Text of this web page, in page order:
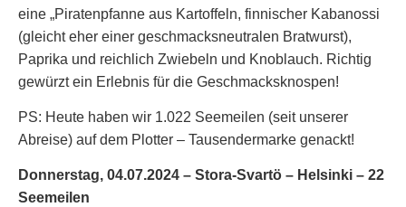
eine „Piratenpfanne aus Kartoffeln, finnischer Kabanossi
(gleicht eher einer geschmacksneutralen Bratwurst),
Paprika und reichlich Zwiebeln und Knoblauch. Richtig
gewürzt ein Erlebnis für die Geschmacksknospen!
PS: Heute haben wir 1.022 Seemeilen (seit unserer
Abreise) auf dem Plotter – Tausendermarke genackt!
Donnerstag, 04.07.2024 – Stora-Svartö – Helsinki – 22
Seemeilen